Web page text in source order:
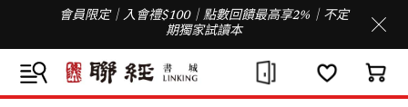
會員限定｜入會禮$100｜點數回饋最高享2%｜不定
期獨家試讀本